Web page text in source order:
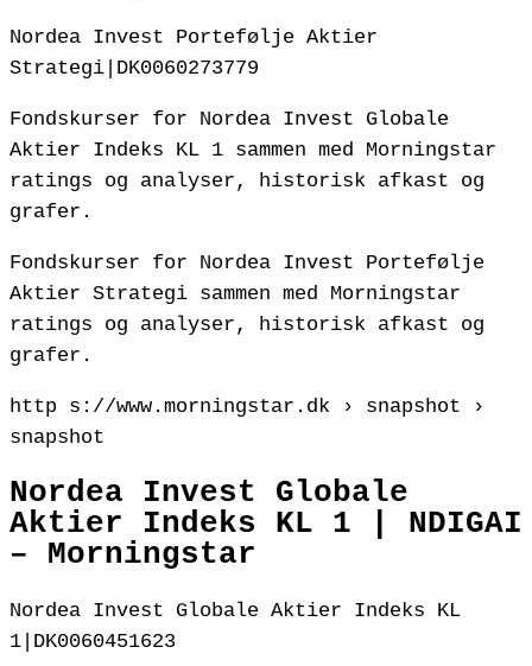
Nordea Invest Portefølje Aktier
Strategi|DK0060273779
Fondskurser for Nordea Invest Globale
Aktier Indeks KL 1 sammen med Morningstar
ratings og analyser, historisk afkast og
grafer.
Fondskurser for Nordea Invest Portefølje
Aktier Strategi sammen med Morningstar
ratings og analyser, historisk afkast og
grafer.
http s://www.morningstar.dk › snapshot ›
snapshot
Nordea Invest Globale
Aktier Indeks KL 1 | NDIGAI
– Morningstar
Nordea Invest Globale Aktier Indeks KL
1|DK0060451623